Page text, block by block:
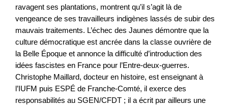
ravagent ses plantations, montrent qu’il s’agit là de
vengeance de ses travailleurs indigènes lassés de subir des
mauvais traitements. L’échec des Jaunes démontre que la
culture démocratique est ancrée dans la classe ouvrière de
la Belle Époque et annonce la difficulté d’introduction des
idées fascistes en France pour l’Entre-deux-guerres.
Christophe Maillard, docteur en histoire, est enseignant à
l’IUFM puis ESPÉ de Franche-Comté, il exerce des
responsabilités au SGEN/CFDT ; il a écrit par ailleurs une